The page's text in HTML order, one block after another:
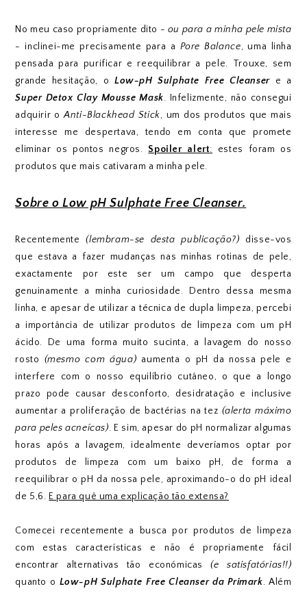
No meu caso propriamente dito - ou para a minha pele mista
- inclinei-me precisamente para a Pore Balance, uma linha
pensada para purificar e reequilibrar a pele. Trouxe, sem
grande hesitação, o Low-pH Sulphate Free Cleansere a
Super Detox Clay Mousse Mask. Infelizmente, não consegui
adquirir oAnti-Blackhead Stick, um dos produtos que mais
interesse me despertava, tendo em conta que promete
eliminar os pontos negros. Spoiler alert: estes foram os
produtos que mais cativaram a minha pele.
Sobre o Low pH Sulphate Free Cleanser.
Recentemente(lembram-se desta publicação?) disse-vos
que estava a fazer mudanças nas minhas rotinas de pele,
exactamente por este ser um campo que desperta
genuinamente a minha curiosidade. Dentro dessa mesma
linha, e apesar de utilizar a técnica de dupla limpeza, percebi
a importância de utilizar produtos de limpeza com um pH
ácido. De uma forma muito sucinta, a lavagem do nosso
rosto (mesmo com água) aumenta o pH da nossa pele e
interfere com o nosso equilíbrio cutâneo, o que a longo
prazo pode causar desconforto, desidratação e inclusive
aumentar a proliferação de bactérias na tez (alerta máximo
para peles acneícas). E sim, apesar do pH normalizar algumas
horas após a lavagem, idealmente deveríamos optar por
produtos de limpeza com um baixo pH, de forma a
reequilibrar o pH da nossa pele, aproximando-o do pH ideal
de 5,6.E para quê uma explicação tão extensa?
Comecei recentemente a busca por produtos de limpeza
com estas características e não é propriamente fácil
encontrar alternativas tão económicas
(e satisfatórias!!)
quanto o Low-pH Sulphate Free Cleanser da Primark. Além